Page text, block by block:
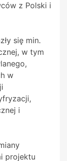
z Polski i
się min.
w tym
w
i
projektu